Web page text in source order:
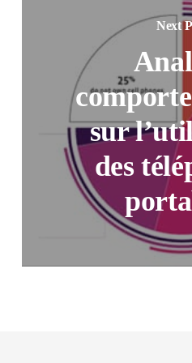
Next
sur
des